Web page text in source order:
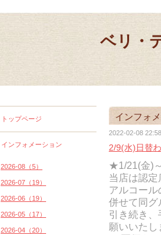
ベリ・
インフォ
2022-02-08
2/9(水)日替
★1/21(金)
当店は認
アルコール
併せて同グ
引き続き
願いいたし
トップページ
インフォメーション
2026-08（5）
2026-07（19）
2026-06（19）
2026-05（17）
2026-04（20）